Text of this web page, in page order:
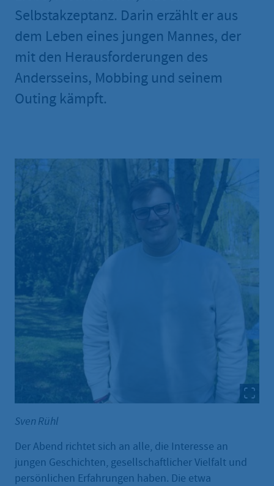
Selbstakzeptanz. Darin erzählt er aus
dem Leben eines jungen Mannes, der
mit den Herausforderungen des
Andersseins, Mobbing und seinem
Outing kämpft.
Sven Rühl
Der Abend richtet sich an alle, die Interesse an
jungen Geschichten, gesellschaftlicher Vielfalt und
persönlichen Erfahrungen haben. Die etwa